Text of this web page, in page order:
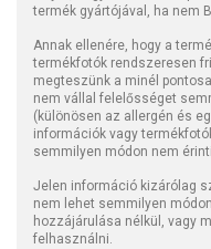
termék gyártójával, ha nem
Annak ellenére, hogy a
termékfotók rendszeresen
megteszünk a minél
nem vállal felelősséget
(különösen az allergén és
információk vagy
semmilyen módon nem
Jelen információ kizárólag
nem lehet semmilyen
hozzájárulása nélkül, vagy
felhasználni.